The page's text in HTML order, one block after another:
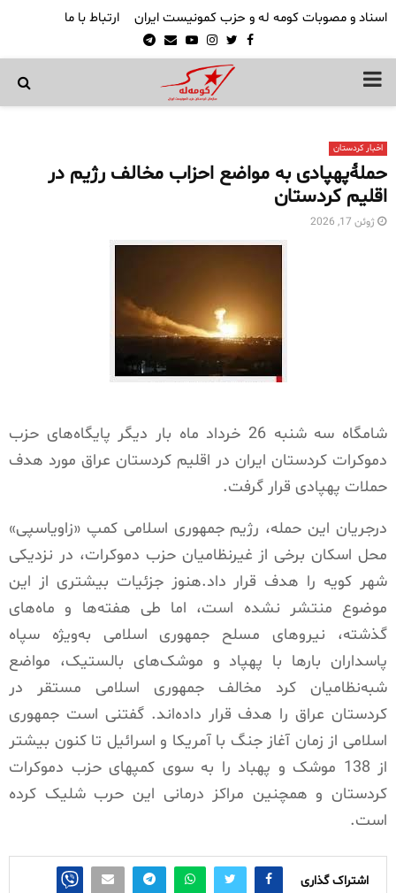
اسناد و مصوبات کومه له و حزب کمونیست ایران ارتباط با ما
Facebook
Twitter
Instagram
Youtube
Email
Telegram
PRIMARY
اخبار کردستان
حملۀ‌پهپادی به مواضع احزاب مخالف رژیم در
اقلیم کردستان
ژوئن 17, 2026
شامگاه سه شنبه 26 خرداد ماه بار دیگر پایگاه‌های حزب
دموکرات کردستان ایران در اقلیم کردستان عراق مورد هدف
حملات پهپادی قرار گرفت.
درجریان این حمله، رژیم جمهوری اسلامی کمپ «زاویاسپی»
محل اسکان برخی از غیرنظامیان حزب دموکرات، در نزدیکی
شهر کویه را هدف قرار داد.هنوز جزئیات بیشتری از این
موضوع منتشر نشده است، اما طی هفته‌ها و ماه‌های
گذشته، نیروهای مسلح جمهوری اسلامی به‌‌ویژه سپاه
پاسداران بارها با پهپاد و موشک‌های بالستیک، مواضع
شبه‌نظامیان کرد مخالف جمهوری اسلامی مستقر در
کردستان عراق را هدف قرار داده‌اند. گفتنی است جمهوری
اسلامی از زمان آغاز جنگ با آمریکا و اسرائیل تا کنون بیشتر
از 138 موشک و پهباد را به سوی کمپهای حزب دموکرات
کردستان و همچنین مراکز درمانی این حرب شلیک کرده
است.
اشتراک گذاری